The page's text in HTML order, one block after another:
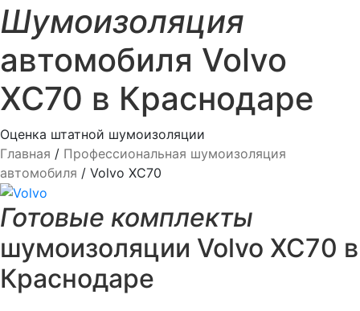
Шумоизоляция
автомобиля Volvo
XC70 в Краснодаре
Оценка штатной шумоизоляции
Главная / Профессиональная шумоизоляция
автомобиля / Volvo XC70
Готовые комплекты
шумоизоляции Volvo XC70 в
Краснодаре